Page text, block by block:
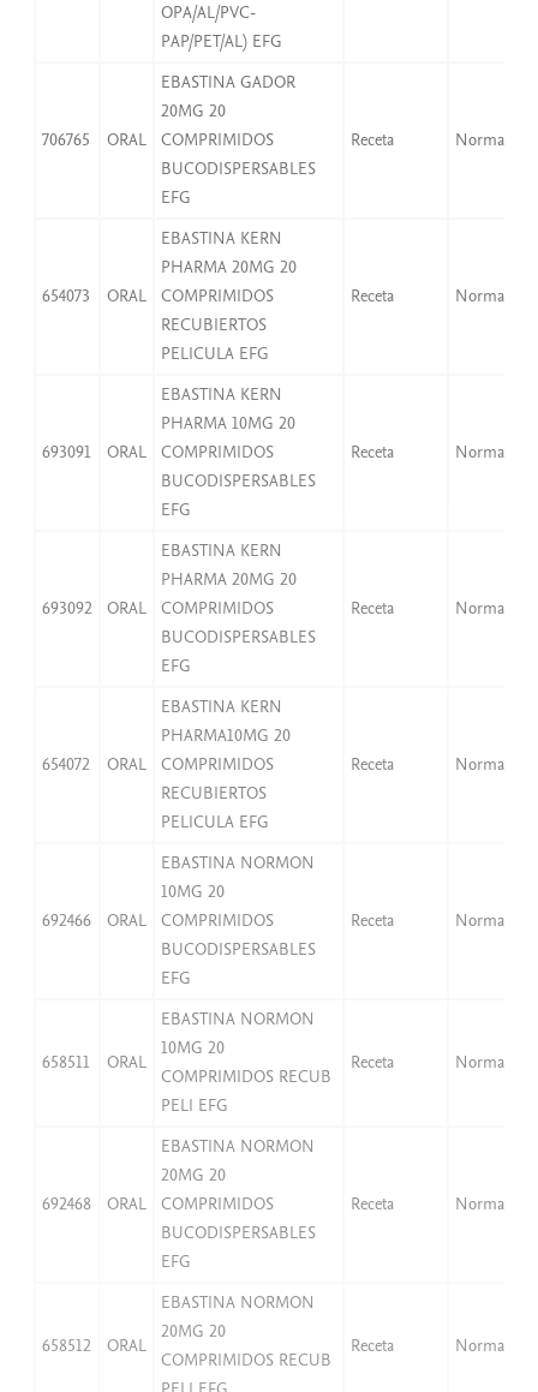
OPA/AL/PVC-
PAP/PET/AL) EFG
706765 ORAL
EBASTINA GADOR
20MG 20
COMPRIMIDOS
BUCODISPERSABLES
EFG
Receta Normal
654073 ORAL
EBASTINA KERN
PHARMA 20MG 20
COMPRIMIDOS
RECUBIERTOS
PELICULA EFG
Receta Normal
693091 ORAL
EBASTINA KERN
PHARMA 10MG 20
COMPRIMIDOS
BUCODISPERSABLES
EFG
Receta Normal
693092 ORAL
EBASTINA KERN
PHARMA 20MG 20
COMPRIMIDOS
BUCODISPERSABLES
EFG
Receta Normal
654072 ORAL
EBASTINA KERN
PHARMA10MG 20
COMPRIMIDOS
RECUBIERTOS
PELICULA EFG
Receta Normal
692466 ORAL
EBASTINA NORMON
10MG 20
COMPRIMIDOS
BUCODISPERSABLES
EFG
Receta Normal
658511 ORAL
EBASTINA NORMON
10MG 20
COMPRIMIDOS RECUB
PELI EFG
Receta Normal
692468 ORAL
EBASTINA NORMON
20MG 20
COMPRIMIDOS
BUCODISPERSABLES
EFG
Receta Normal
658512 ORAL
EBASTINA NORMON
20MG 20
COMPRIMIDOS RECUB
Receta Normal